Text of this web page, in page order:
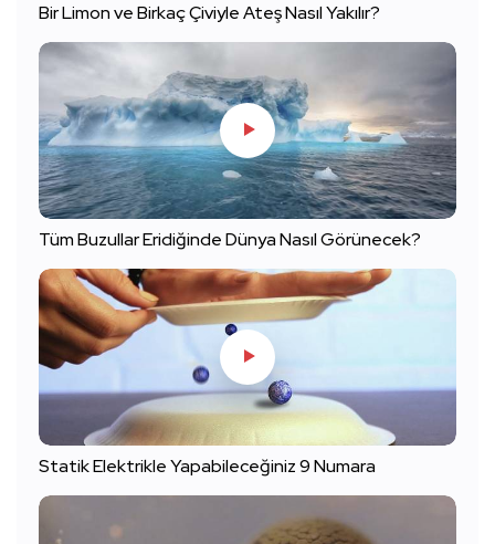
Bir Limon ve Birkaç Çiviyle Ateş Nasıl Yakılır?
Tüm Buzullar Eridiğinde Dünya Nasıl Görünecek?
Statik Elektrikle Yapabileceğiniz 9 Numara